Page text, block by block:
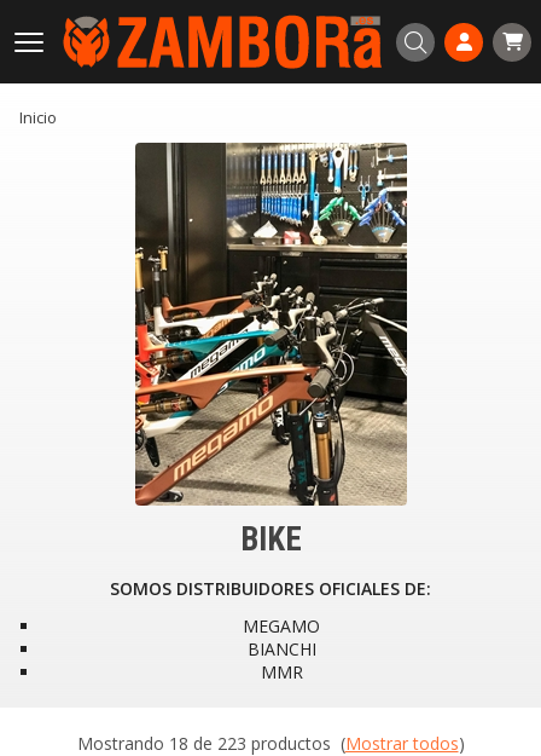
Buscar
Inicio
BIKE
SOMOS DISTRIBUIDORES OFICIALES DE:
MEGAMO
BIANCHI
MMR
Mostrando 18 de 223 productos (Mostrar todos)